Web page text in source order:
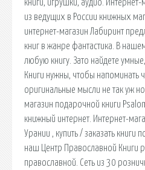
книги, игрушки, аудио.
из ведущих в России книжных
интернет-магазин Лабиринт
книг в жанре фантастика. В
любую книгу. Зато найдете
Книги нужны, чтобы напоминать
оригинальные мысли не так уж
магазин подарочной книги
книжный интернет. Интернет-
Урании , купить / заказать книги
наш Центр Православной Книги
православной. Сеть из 30